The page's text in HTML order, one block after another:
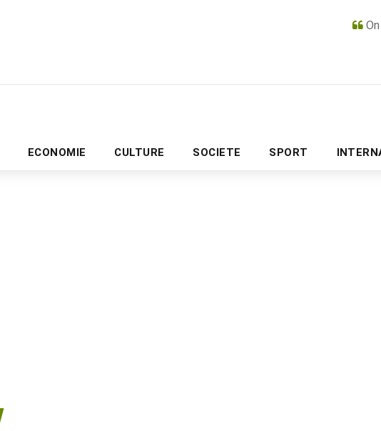
ECONOMIE CULTURE SOCIETE SPORTPUBLICITÉ